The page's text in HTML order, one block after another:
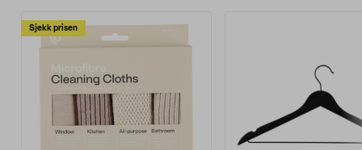
Sjekk prisen